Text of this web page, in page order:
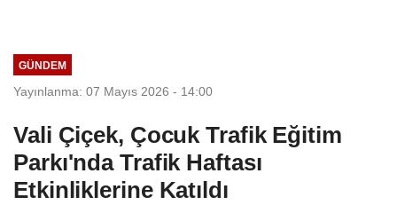
GÜNDEM
Yayınlanma: 07 Mayıs 2026 - 14:00
Vali Çiçek, Çocuk Trafik Eğitim
Parkı'nda Trafik Haftası
Etkinliklerine Katıldı